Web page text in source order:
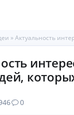
»Актуальность
0